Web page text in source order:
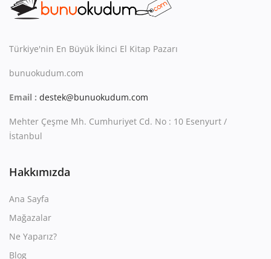
Kitaplığım
İletişim
TRY (₺)
Türkiye'nin En Büyük İkinci El Kitap Pazarı
bunuokudum.com
Email : destek@bunuokudum.com
Mehter Çeşme Mh. Cumhuriyet Cd. No : 10 Esenyurt /
İstanbul
Hakkımızda
Ana Sayfa
Mağazalar
Ne Yaparız?
Blog